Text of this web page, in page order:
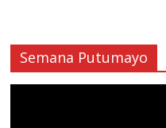
Semana Putumayo